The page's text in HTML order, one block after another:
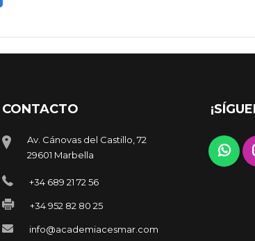
CONTACTO
Av. Cánovas del Castillo, 72
29601 Marbella
+34 689 21 72 56
+34 952 82 80 25
info@academiacesmar.com